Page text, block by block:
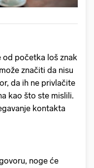
početka loš znak
značiti da nisu
da ih ne privlačite
kao što ste mislili.
kontakta
noge će